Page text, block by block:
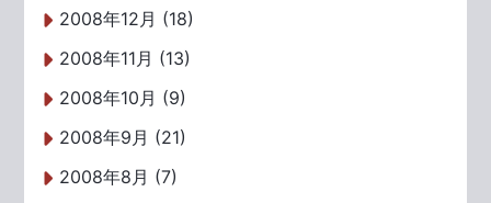
2008年12月 (18)
2008年11月 (13)
2008年10月 (9)
2008年9月 (21)
2008年8月 (7)